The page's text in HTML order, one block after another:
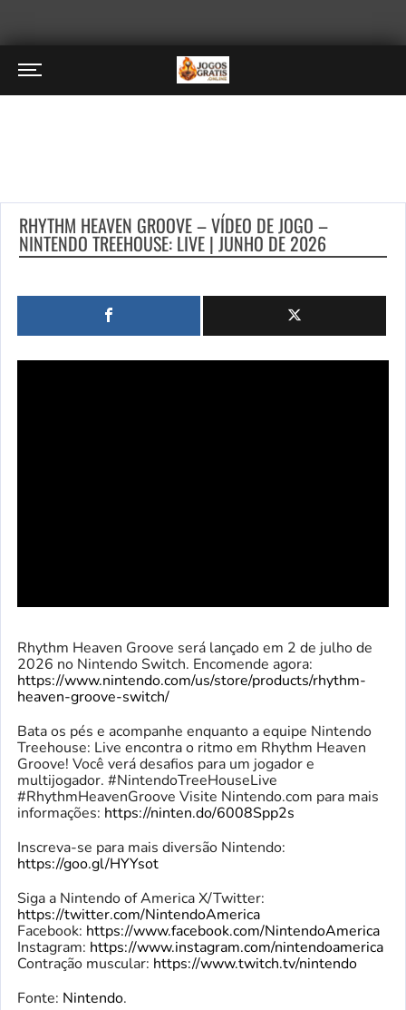
RHYTHM HEAVEN GROOVE – VÍDEO DE JOGO –
NINTENDO TREEHOUSE: LIVE | JUNHO DE 2026
Rhythm Heaven Groove será lançado em 2 de julho de
2026 no Nintendo Switch. Encomende agora:
https://www.nintendo.com/us/store/products/rhythm-
heaven-groove-switch/
Bata os pés e acompanhe enquanto a equipe Nintendo
Treehouse: Live encontra o ritmo em Rhythm Heaven
Groove! Você verá desafios para um jogador e
multijogador. #NintendoTreeHouseLive
#RhythmHeavenGroove Visite Nintendo.com para mais
informações: https://ninten.do/6008Spp2s
Inscreva-se para mais diversão Nintendo:
https://goo.gl/HYYsot
Siga a Nintendo of America X/Twitter:
https://twitter.com/NintendoAmerica
Facebook: https://www.facebook.com/NintendoAmerica
Instagram: https://www.instagram.com/nintendoamerica
Contração muscular: https://www.twitch.tv/nintendo
Fonte: Nintendo.